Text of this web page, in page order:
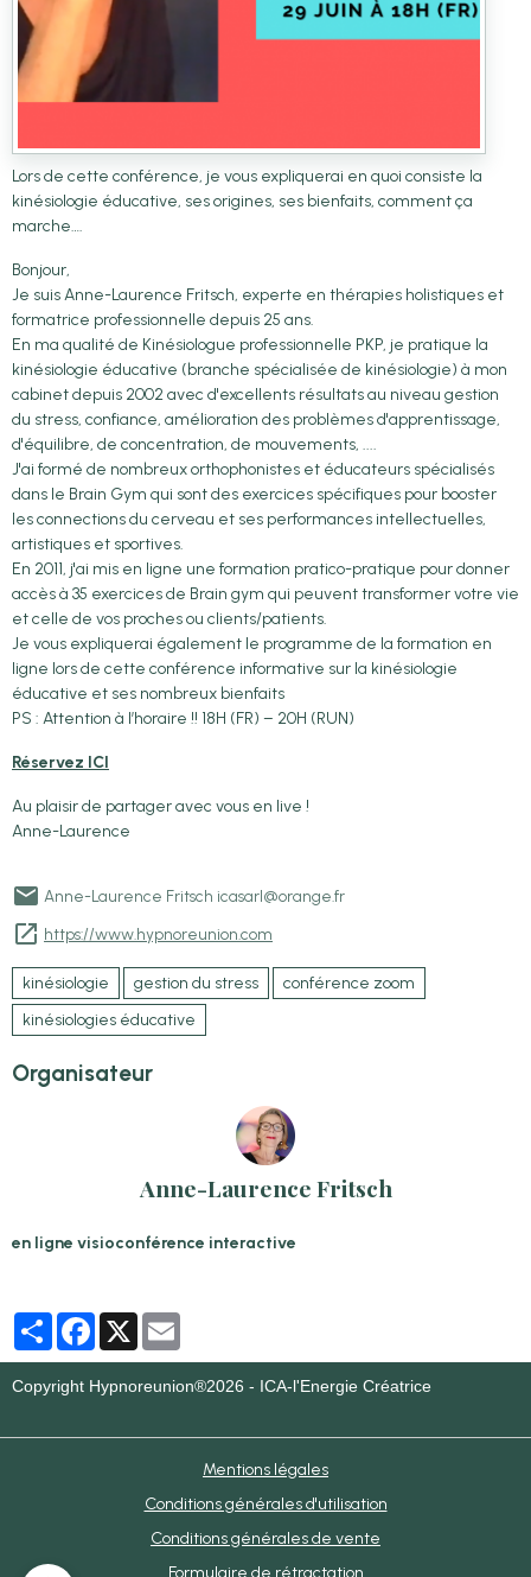
Lors de cette conférence, je vous expliquerai en quoi consiste la
kinésiologie éducative, ses origines, ses bienfaits, comment ça
marche….
Bonjour,
Je suis Anne-Laurence Fritsch, experte en thérapies holistiques et
formatrice professionnelle depuis 25 ans.
En ma qualité de Kinésiologue professionnelle PKP, je pratique la
kinésiologie éducative (branche spécialisée de kinésiologie) à mon
cabinet depuis 2002 avec d'excellents résultats au niveau gestion
du stress, confiance, amélioration des problèmes d'apprentissage,
d'équilibre, de concentration, de mouvements, ....
J'ai formé de nombreux orthophonistes et éducateurs spécialisés
dans le Brain Gym qui sont des exercices spécifiques pour booster
les connections du cerveau et ses performances intellectuelles,
artistiques et sportives.
En 2011, j'ai mis en ligne une formation pratico-pratique pour donner
accès à 35 exercices de Brain gym qui peuvent transformer votre vie
et celle de vos proches ou clients/patients.
Je vous expliquerai également le programme de la formation en
ligne lors de cette conférence informative sur la kinésiologie
éducative et ses nombreux bienfaits
PS : Attention à l’horaire !! 18H (FR) – 20H (RUN)
Réservez ICI
Au plaisir de partager avec vous en live !
Anne-Laurence
Anne-Laurence Fritsch icasarl@orange.fr
https://www.hypnoreunion.com
kinésiologie gestion du stress
conférence zoom
kinésiologies éducative
Organisateur
Anne-Laurence Fritsch
en ligne visioconférence interactive
PartagerFacebook
X
Copyright Hypnoreunion®2026 - ICA-l'Energie Créatrice
Mentions légales
Conditions générales d'utilisation
Conditions générales de vente